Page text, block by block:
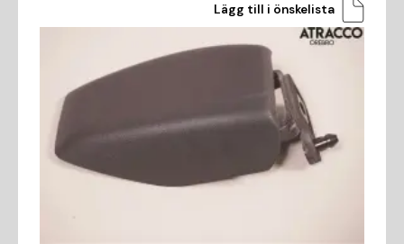
Lägg till i önskelista